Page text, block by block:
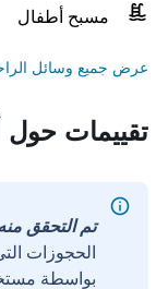
مسبح أطفال
عرض جميع وسائل الراحة
تقييمات حول
تم التحقق منه
الحجوزات